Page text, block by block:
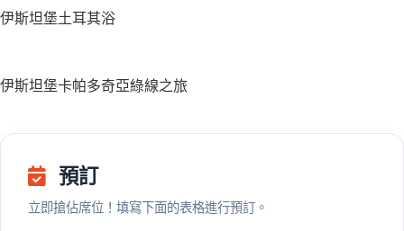
伊斯坦堡土耳其浴
伊斯坦堡卡帕多奇亞綠線之旅
預訂
立即搶佔席位！填寫下面的表格進行預訂。